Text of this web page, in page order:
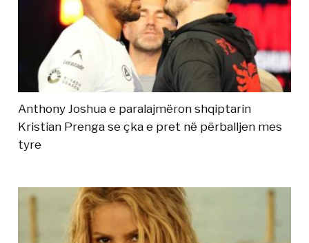
Anthony Joshua e paralajmëron shqiptarin
Kristian Prenga se çka e pret në përballjen mes
tyre